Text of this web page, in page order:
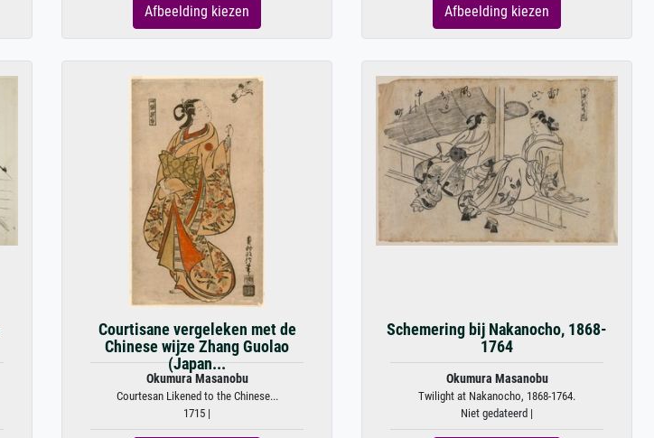
Afbeelding kiezen Afbeelding kiezen
Courtisane vergeleken met de
Chinese wijze Zhang Guolao
(Japan...
Okumura Masanobu
Courtesan Likened to the Chinese...
1715 |
Schemering bij Nakanocho, 1868-
1764
Okumura Masanobu
Twilight at Nakanocho, 1868-1764.
Niet gedateerd |